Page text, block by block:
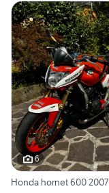
6
Honda hornet 600 2007